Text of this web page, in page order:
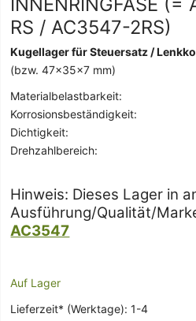
RS / AC3547-2RS)
Kugellager für Steuersatz /
(bzw. 47x35x7 mm)
Materialbelastbarkeit:
Korrosionsbeständigkeit:
Dichtigkeit:
Drehzahlbereich:
Hinweis: Dieses Lager in
Ausführung/Qualität/
AC3547
Auf Lager
Lieferzeit* (Werktage): 1-4